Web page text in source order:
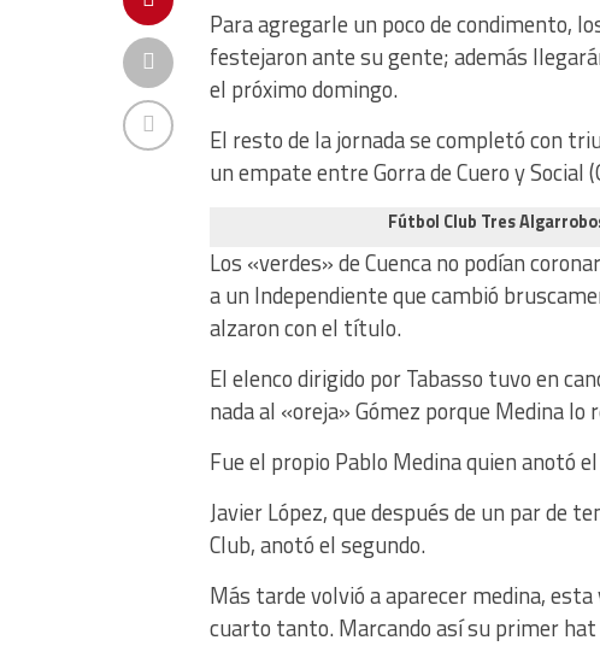
Para agregarle un poco de condimento,
festejaron ante su gente; además
el próximo domingo.
El resto de la jornada se completó con
un empate entre Gorra de Cuero y Social
Fútbol Club Tres
Los «verdes» de Cuenca no podían
a un Independiente que cambió
alzaron con el título.
El elenco dirigido por Tabasso tuvo en
nada al «oreja» Gómez porque Medina
Fue el propio Pablo Medina quien anotó
Javier López, que después de un par de
Club, anotó el segundo.
Más tarde volvió a aparecer medina,
cuarto tanto. Marcando así su primer